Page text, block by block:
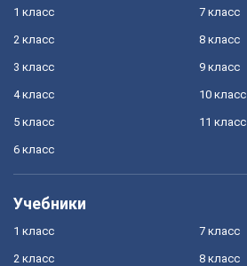
1 класс
2 класс
3 класс
4 класс
5 класс
6 класс
7 класс
8 класс
9 класс
10 класс
11 класс
Учебники
1 класс
2 класс
7 класс
8 класс